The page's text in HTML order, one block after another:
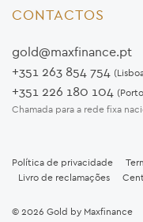
CONTACTOS
gold@maxfinance.pt
+351 263 854 754
+351 226 180 104
Chamada para a rede fixa
Política de privacidade
Livro de reclamações
© 2026 Gold by Maxfinance